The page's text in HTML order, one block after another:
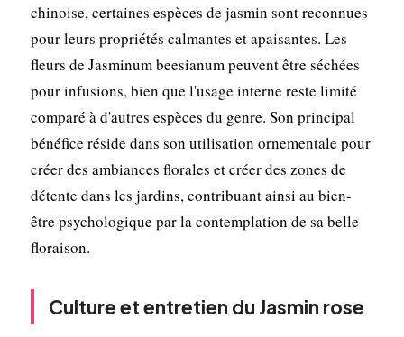
chinoise, certaines espèces de jasmin sont reconnues
pour leurs propriétés calmantes et apaisantes. Les
fleurs de Jasminum beesianum peuvent être séchées
pour infusions, bien que l'usage interne reste limité
comparé à d'autres espèces du genre. Son principal
bénéfice réside dans son utilisation ornementale pour
créer des ambiances florales et créer des zones de
détente dans les jardins, contribuant ainsi au bien-
être psychologique par la contemplation de sa belle
floraison.
Culture et entretien du Jasmin rose